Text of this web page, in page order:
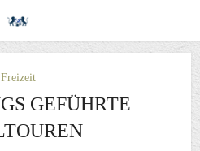
Freizeit
GEFÜHRTE